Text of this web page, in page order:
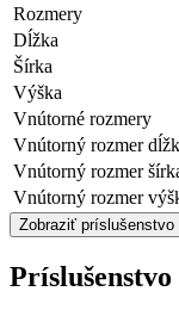
Rozmery
Dĺžka
Šírka
Výška
Vnútorné rozmery
Vnútorný rozmer
Vnútorný rozmer
Vnútorný rozmer
Zobraziť príslušenstvo
Príslušenstvo